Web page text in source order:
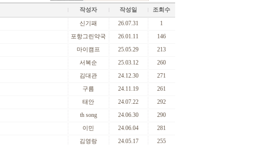
작성자 작성일
조회수
신기패 26.07.31
1
포항그린약국 26.01.11
146
마이캠프 25.05.29
213
서복순 25.03.12
260
김대관 24.12.30
271
구름 24.11.19
261
태안 24.07.22
292
th song 24.06.30
290
이민 24.06.04
281
김영랑 24.05.17
255